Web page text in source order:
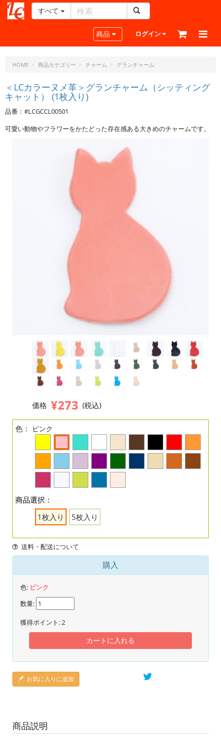
ー
ラ
ト・
ド
ッ
ト・
ジ
すべて
Toggle navigation
商品 ログイン
HOME 商品カテゴリー チャーム グランチャーム
＜LCカラーヌメ革＞グランチャーム（シッティング
キャット） (1枚入り)
品番：#LCGCCL00501
可愛い動物やフラワーをかたどった存在感ある大きめのチャームです。
価格 ¥273 (税込)
色： ピンク
商品選択：
1枚入り
5枚入り
送料・配送について
購入
色: ピンク
数量:
獲得ポイント:2
カートに入れる
お気に入りに追加
商品説明